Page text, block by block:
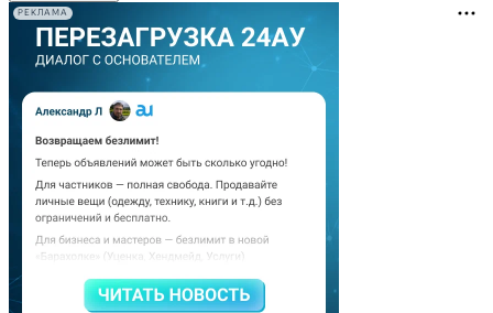
РЕКЛАМА